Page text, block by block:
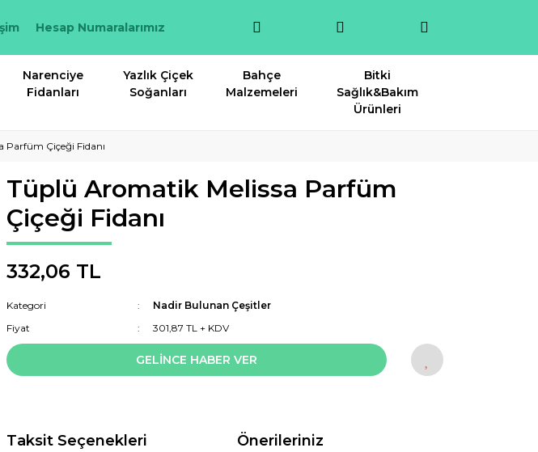
Hesap Numaralarımız
Narenciye
Fidanları
Yazlık Çiçek
Soğanları
Bahçe
Malzemeleri
Bitki
Sağlık&Bakım
Ürünleri
Parfüm Çiçeği Fidanı
Tüplü Aromatik Melissa Parfüm
Çiçeği Fidanı
332,06 TL
Kategori
Nadir Bulunan Çeşitler
Fiyat
301,87 TL + KDV
GELİNCE HABER VER
Taksit Seçenekleri Önerileriniz